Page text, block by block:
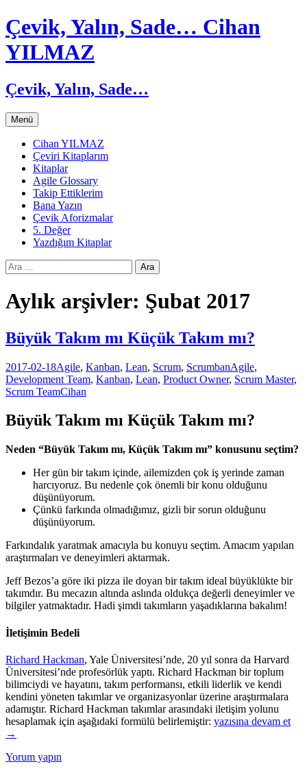
Çevik, Yalın, Sade… Cihan
YILMAZ
Çevik, Yalın, Sade…
Menü İçeriğe
atla
Cihan YILMAZ
Çeviri Kitaplarım
Kitaplar
Agile Glossary
Takip Ettiklerim
Bana Yazın
Çevik Aforizmalar
5. Değer
Yazdığım Kitaplar
Arama:
Aylık arşivler: Şubat 2017
Büyük Takım mı Küçük Takım mı?
2017-02-18Agile, Kanban, Lean, Scrum, ScrumbanAgile,
Development Team, Kanban, Lean, Product Owner, Scrum Master,
Scrum TeamCihan
Büyük Takım mı Küçük Takım mı?
Neden “Büyük Takım mı, Küçük Takım mı” konusunu seçtim?
Her gün bir takım içinde, ailemizden çok iş yerinde zaman
harcıyoruz. Bu nedenle çok önemli bir konu olduğunu
düşünüyorum.
Çünkü farkında olmadığımız, gizli bir sorun olduğunu
düşünüyorum.
Farkındalık yaratmak amacıyla bu konuyu seçtim. Amacım yapılan
araştırmaları ve deneyimleri aktarmak.
Jeff Bezos’a göre iki pizza ile doyan bir takım ideal büyüklükte bir
takımdır. Bu mecazın altında aslında oldukça değerli deneyimler ve
bilgiler yatmaktadır. Hadi şimdi takımların yaşadıklarına bakalım!
İletişimin Bedeli
Richard Hackman, Yale Üniversitesi’nde, 20 yıl sonra da Harvard
Üniversitesi’nde profesörlük yaptı. Richard Hackman bir toplum
bilimciydi ve hayatını, takım performansı, etkili liderlik ve kendi
kendini yöneten takımlar ve organizasyonlar üzerine araştırmalara
adamıştır. Richard Hackman takımlar arasındaki iletişim yolunu
hesaplamak için aşağıdaki formülü belirlemiştir: Büyük
yazısına devam et
→
Yorum yapın